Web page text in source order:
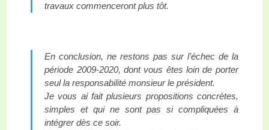
travaux commenceront plus tôt.
En conclusion, ne restons pas sur l’échec de la
période 2009-2020, dont vous êtes loin de porter
seul la responsabilité monsieur le président.
Je vous ai fait plusieurs propositions concrètes,
simples et qui ne sont pas si compliquées à
intégrer dès ce soir.